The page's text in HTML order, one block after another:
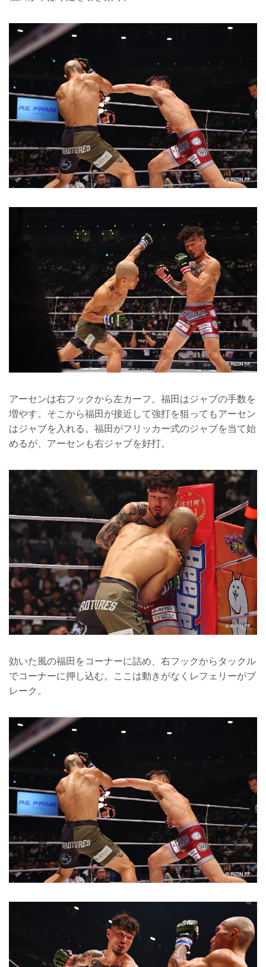
アーセンは右フックから左カーフ。福田はジャブの手数を
増やす。そこから福田が接近して強打を狙ってもアーセン
はジャブを入れる。福田がフリッカー式のジャブを当て始
めるが、アーセンも右ジャブを好打。
効いた風の福田をコーナーに詰め、右フックからタックル
でコーナーに押し込む。ここは動きがなくレフェリーがブ
レーク。